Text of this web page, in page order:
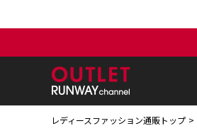
レディースファッション通販トップ